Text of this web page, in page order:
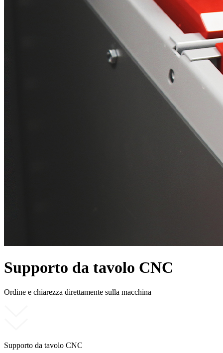
Supporto da tavolo CNC
Ordine e chiarezza direttamente sulla macchina
Supporto da tavolo CNC